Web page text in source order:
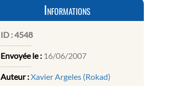
Informations
ID :4548
Envoyée le : 16/06/2007
Auteur :Xavier Argeles (Rokad)